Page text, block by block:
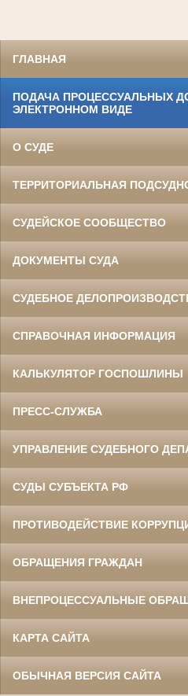
ГЛАВНАЯ
ПОДАЧА ПРОЦЕССУАЛЬНЫХ
ЭЛЕКТРОННОМ ВИДЕ
О СУДЕ
ТЕРРИТОРИАЛЬНАЯ
СУДЕЙСКОЕ СООБЩЕСТВО
ДОКУМЕНТЫ СУДА
СУДЕБНОЕ
СПРАВОЧНАЯ ИНФОРМАЦИЯ
КАЛЬКУЛЯТОР ГОСПОШЛИНЫ
ПРЕСС-СЛУЖБА
УПРАВЛЕНИЕ СУДЕБНОГО
СУДЫ СУБЪЕКТА РФ
ПРОТИВОДЕЙСТВИЕ
ОБРАЩЕНИЯ ГРАЖДАН
ВНЕПРОЦЕССУАЛЬНЫЕ
КАРТА САЙТА
ОБЫЧНАЯ ВЕРСИЯ САЙТА